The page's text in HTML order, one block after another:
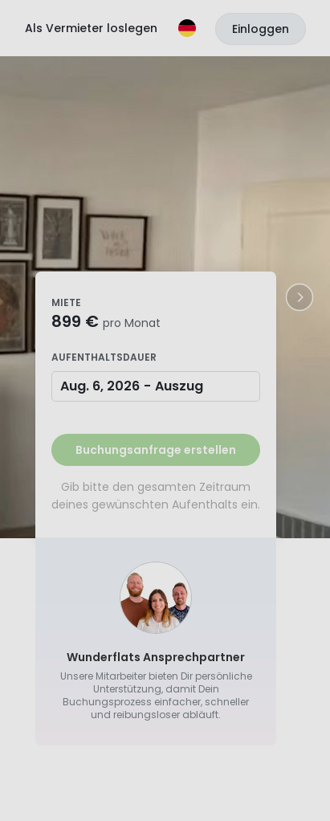
Als Vermieter loslegen Einloggen
MIETE
899 € pro Monat
AUFENTHALTSDAUER
Aug. 6, 2026 - Auszug
Buchungsanfrage erstellen
Gib bitte den gesamten Zeitraum
deines gewünschten Aufenthalts ein.
Wunderflats Ansprechpartner
Unsere Mitarbeiter bieten Dir persönliche
Unterstützung, damit Dein
Buchungsprozess einfacher, schneller
und reibungsloser abläuft.